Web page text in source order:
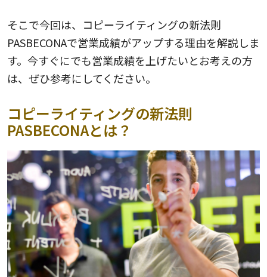
そこで今回は、コピーライティングの新法則
PASBECONAで営業成績がアップする理由を解説しま
す。今すぐにでも営業成績を上げたいとお考えの方
は、ぜひ参考にしてください。
コピーライティングの新法則
PASBECONAとは？